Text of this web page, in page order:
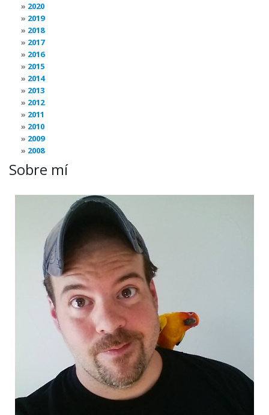
2020
2019
2018
2017
2016
2015
2014
2013
2012
2011
2010
2009
2008
Sobre mí